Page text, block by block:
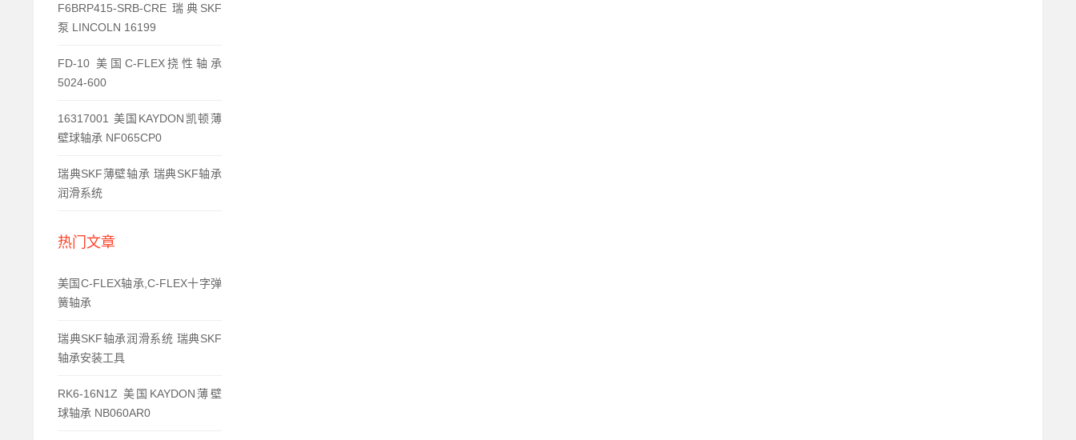
F6BRP415-SRB-CRE 瑞典SKF
泵 LINCOLN 16199
FD-10 美国C-FLEX挠性轴承
5024-600
16317001 美国KAYDON凯顿薄
壁球轴承 NF065CP0
瑞典SKF薄壁轴承 瑞典SKF轴承
润滑系统
热门文章
美国C-FLEX轴承,C-FLEX十字弹
簧轴承
瑞典SKF轴承润滑系统 瑞典SKF
轴承安装工具
RK6-16N1Z 美国KAYDON薄壁
球轴承 NB060AR0